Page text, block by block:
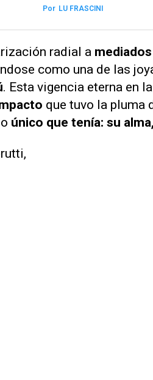
Por LU FRASCINI
radial a
como una de las
. Esta vigencia eterna en
que tuvo la pluma
único que tenía: su